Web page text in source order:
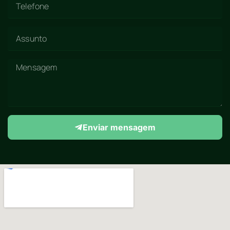
Enviar mensagem